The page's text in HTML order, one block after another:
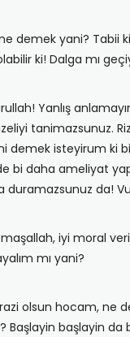
demek yani? Tabii
ki! Dalga mı
Yanlış
tanimazsunuz.
demek isteyirum ki
bi daha ameliyat
duramazsunuz da!
iyi moral
mı yani?
olsun hocam, ne
Başlayin başlayin da